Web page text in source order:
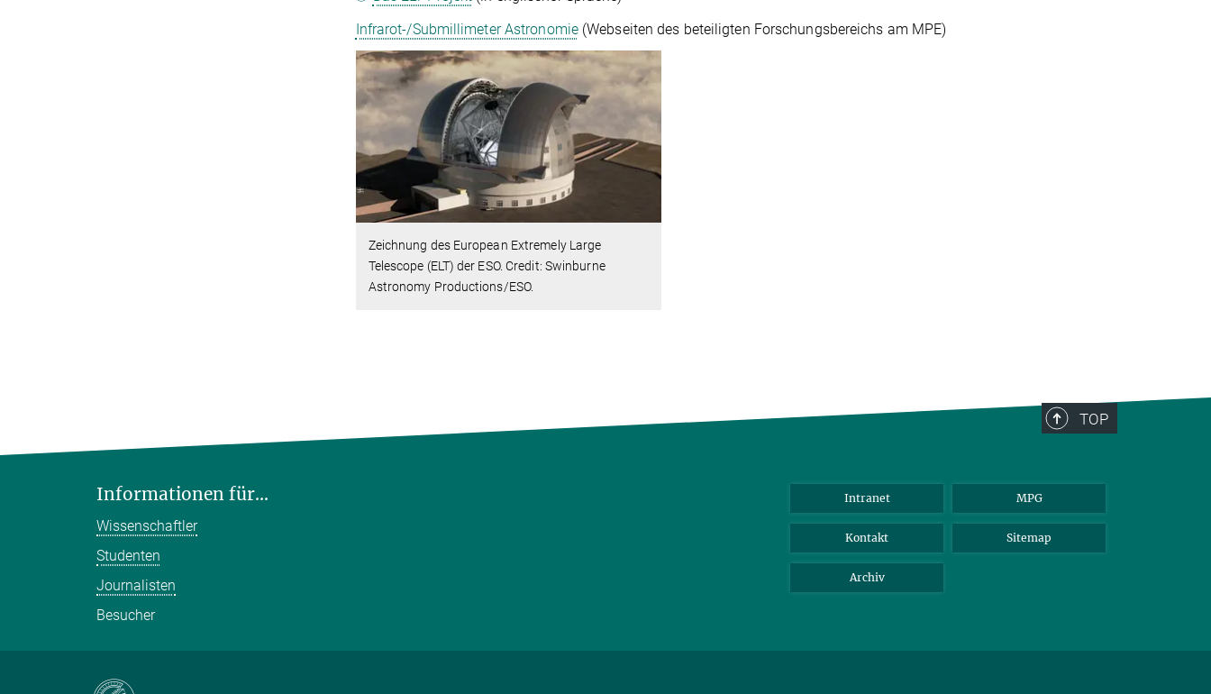
Infrarot-/Submillimeter Astronomie(Webseiten des beteiligten Forschungsbereichs am MPE)
Zeichnung des European Extremely Large
Telescope (ELT) der ESO. Credit: Swinburne
Astronomy Productions/ESO.
TOP
Informationen für...
Wissenschaftler
Studenten
Journalisten
Besucher
Intranet MPG
Kontakt Sitemap
Archiv